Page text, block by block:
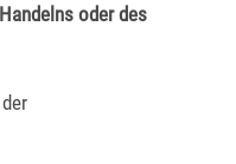
oder des